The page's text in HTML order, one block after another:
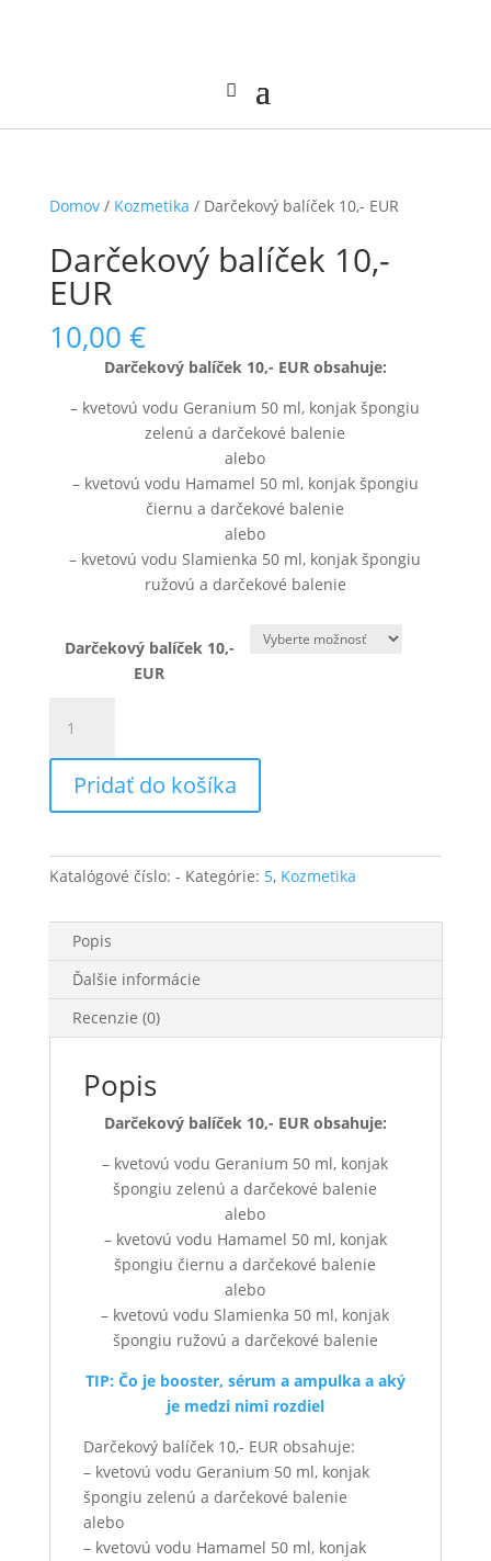
Domov/ Kozmetika / Darčekový balíček 10,- EUR
Darčekový balíček 10,-
EUR
10,00 €
Darčekový balíček 10,- EUR obsahuje:
– kvetovú vodu Geranium 50 ml, konjak špongiu
zelenú a darčekové balenie
alebo
– kvetovú vodu Hamamel 50 ml, konjak špongiu
čiernu a darčekové balenie
alebo
– kvetovú vodu Slamienka 50 ml, konjak špongiu
ružovú a darčekové balenie
Darčekový balíček 10,-
EUR
Darčekový
balíček
EUR
Pridať do košíka
Katalógové číslo: - Kategórie: 5, Kozmetika
Popis
Ďalšie informácie
Recenzie (0)
Popis
Darčekový balíček 10,- EUR obsahuje:
– kvetovú vodu Geranium 50 ml, konjak
špongiu zelenú a darčekové balenie
alebo
– kvetovú vodu Hamamel 50 ml, konjak
špongiu čiernu a darčekové balenie
alebo
– kvetovú vodu Slamienka 50 ml, konjak
špongiu ružovú a darčekové balenie
TIP: Čo je booster, sérum a ampulka a aký
je medzi nimi rozdiel
Darčekový balíček 10,- EUR obsahuje:
– kvetovú vodu Geranium 50 ml, konjak
špongiu zelenú a darčekové balenie
alebo
– kvetovú vodu Hamamel 50 ml, konjak